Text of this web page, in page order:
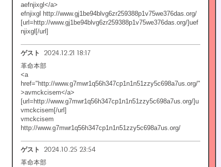
aefnjixgl</a>
efnjixgl http://www.gj1be94blvg6zr259388p1v75we376das.org/
[url=http://www.gj1be94blvg6zr259388p1v75we376das.org/]uef
njixgl[/url]
ゲスト 2024.12.21 18:17
革命本部
<a
href="http://www.g7mwr1q56h347cp1n1n51zzy5c698a7us.org/"
>avmckcisem</a>
[url=http://www.g7mwr1q56h347cp1n1n51zzy5c698a7us.org/]u
vmckcisem[/url]
vmckcisem
http://www.g7mwr1q56h347cp1n1n51zzy5c698a7us.org/
ゲスト 2024.10.25 23:54
革命本部